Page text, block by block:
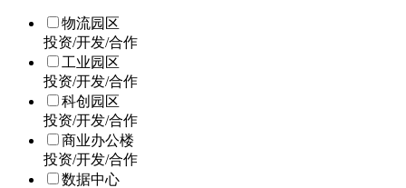
物流园区
投资/开发/合作
工业园区
投资/开发/合作
科创园区
投资/开发/合作
商业办公楼
投资/开发/合作
数据中心